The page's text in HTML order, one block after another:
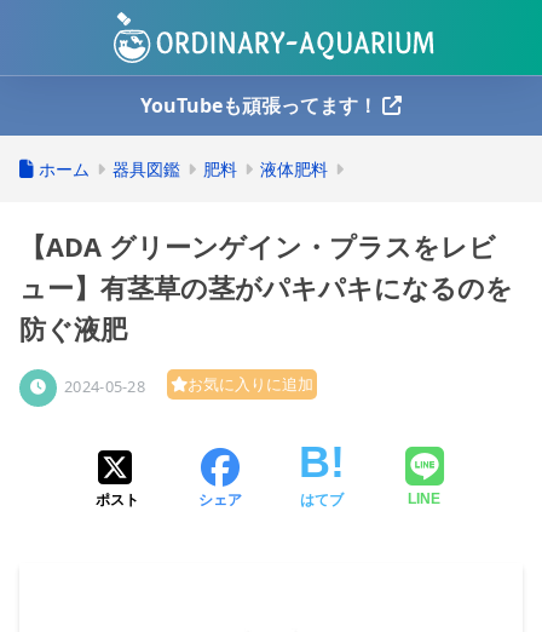
YouTubeも頑張ってます！
ホーム 器具図鑑 肥料 液体肥料
【ADA グリーンゲイン・プラスをレビ
ュー】有茎草の茎がパキパキになるのを
防ぐ液肥
2024-05-28 お気に入りに追加
ポスト シェア はてブ LINE